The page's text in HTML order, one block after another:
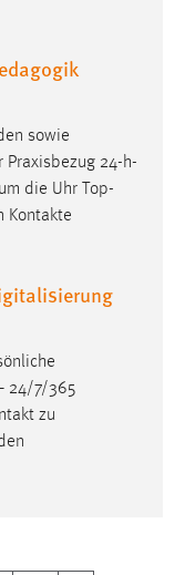
sowie
Praxisbezug 24-h-
die Uhr Top-
Kontakte
24/7/365
zu